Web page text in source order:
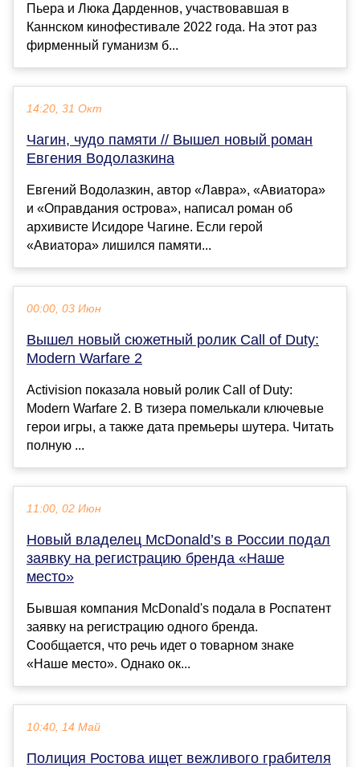
Пьера и Люка Дарденнов, участвовавшая в
Каннском кинофестивале 2022 года. На этот раз
фирменный гуманизм б...
14:20, 31 Окт
Чагин, чудо памяти // Вышел новый роман
Евгения Водолазкина
Евгений Водолазкин, автор «Лавра», «Авиатора»
и «Оправдания острова», написал роман об
архивисте Исидоре Чагине. Если герой
«Авиатора» лишился памяти...
00:00, 03 Июн
Вышел новый сюжетный ролик Call of Duty:
Modern Warfare 2
Activision показала новый ролик Call of Duty:
Modern Warfare 2. В тизера помелькали ключевые
герои игры, а также дата премьеры шутера. Читать
полную ...
11:00, 02 Июн
Новый владелец McDonald’s в России подал
заявку на регистрацию бренда «Наше
место»
Бывшая компания McDonald's подала в Роспатент
заявку на регистрацию одного бренда.
Сообщается, что речь идет о товарном знаке
«Наше место». Однако ок...
10:40, 14 Май
Полиция Ростова ищет вежливого грабителя